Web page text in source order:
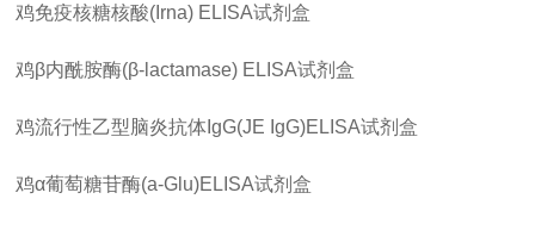
鸡免疫核糖核酸(Irna) ELISA试剂盒
鸡β内酰胺酶(β-lactamase) ELISA试剂盒
鸡流行性乙型脑炎抗体 IgG(JE IgG)ELISA试剂盒
鸡α葡萄糖苷酶(a-Glu)ELISA试剂盒